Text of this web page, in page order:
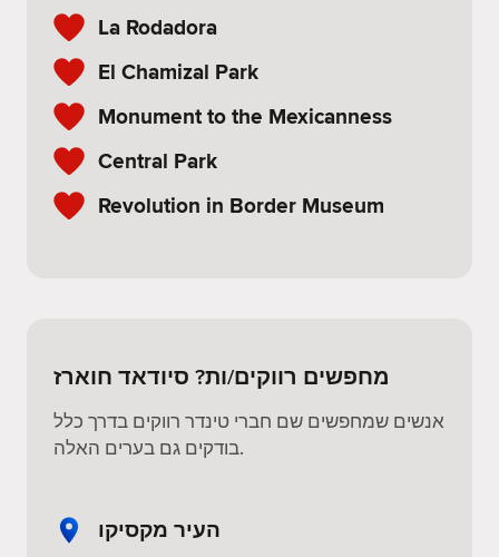
La Rodadora
El Chamizal Park
Monument to the Mexicanness
Central Park
Revolution in Border Museum
מחפשים רווקים/ות? סיודאד חוארז
אנשים שמחפשים שם חברי טינדר רווקים בדרך כלל
בודקים גם בערים האלה.
העיר מקסיקו